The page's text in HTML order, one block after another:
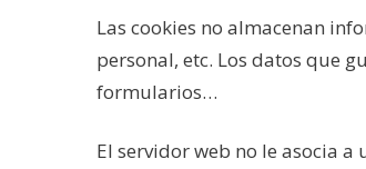
Las cookies no almacenan
personal, etc. Los datos que
formularios…
El servidor web no le asocia